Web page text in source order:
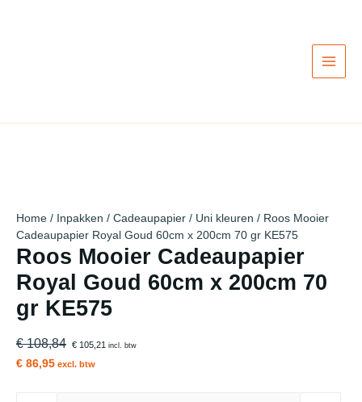
Home / Inpakken / Cadeaupapier / Uni kleuren / Roos Mooier
Cadeaupapier Royal Goud 60cm x 200cm 70 gr KE575
Roos Mooier Cadeaupapier
Royal Goud 60cm x 200cm 70
gr KE575
€ 108,84 € 105,21 incl. btw
€ 86,95 excl. btw